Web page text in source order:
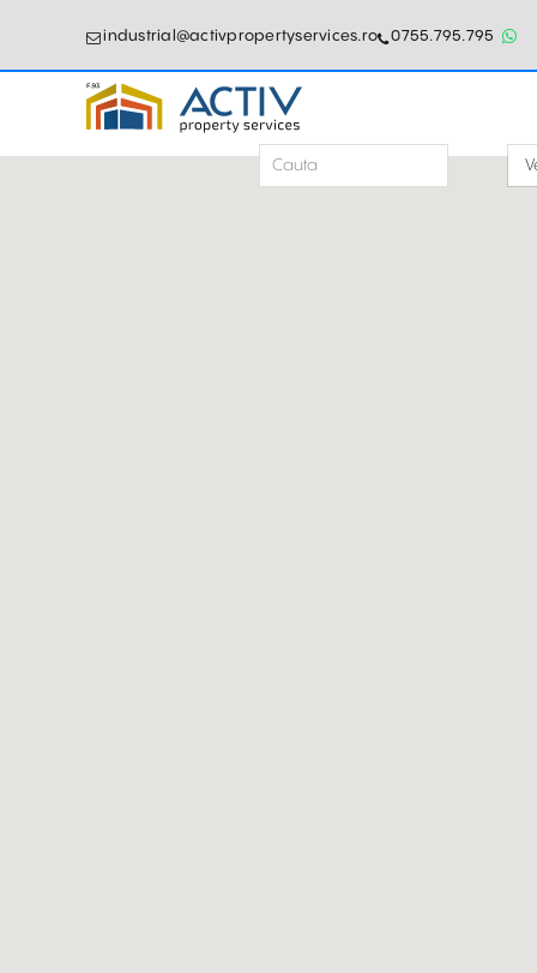
industrial@activpropertyservices.ro 0755.795.795